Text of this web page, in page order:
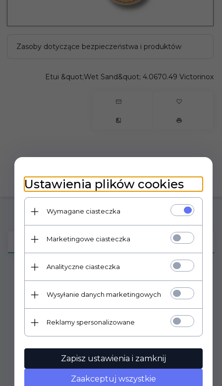
Zasoby dotyczące bezpieczeństwa i produktów
Etui &quot;Wet Sand&quot; 4.0670.49 Victorinox
OPIS PRODUKTU
Etui skórzane na scyzoryki Classic
markiVictorinox.
Etui pasuje na małe
scyzoryki
Classic SD
o długości 58 mm. Etui
wykonane ze skóry naturalnej o bardzo wyrazistych
kolorach.
Szczegóły:
uchwyt do noszenia na szyi
Parametry techniczne:
Ustawienia plików cookies
Wymagane ciasteczka
Marketingowe ciasteczka
Analityczne ciasteczka
Wysyłanie danych marketingowych
Reklamy spersonalizowane
Zapisz ustawienia i zamknij
Zaakceptuj wszystkie